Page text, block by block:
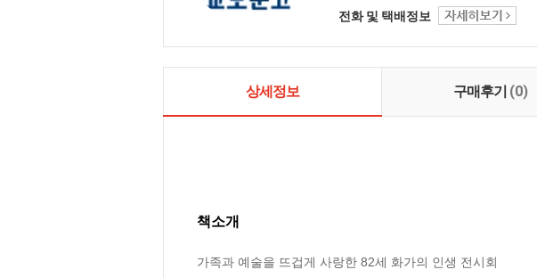
전화 및 택배정보
상세정보 구매후기 (0)
책소개
가족과 예술을 뜨겁게 사랑한 82세 화가의 인생 전시회